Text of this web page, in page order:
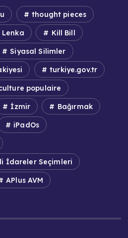
thought pieces
Lenka Kill Bill
Siyasal Silimler
turkiye.gov.tr
populaire
İzmir Bağırmak
iPadOs
İdareler Seçimleri
APlus AVM